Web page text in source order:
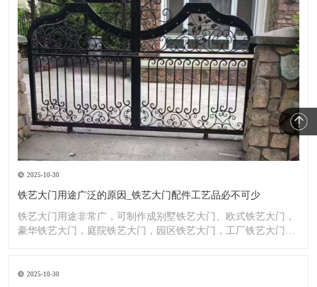
2025-10-30
铁艺大门用途广泛的原因_铁艺大门配件工艺品必不可少
铁艺大门用途非常广，可制作成别墅铁艺大门、欧式铁艺大门，
豪华铁艺大门，庭院铁艺大门，园区铁艺大门，工厂铁艺大门大
2025-10-30